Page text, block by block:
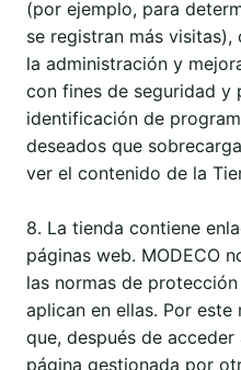
(por ejemplo, para
se registran más
la administración y
con fines de seguridad y
identificación de
deseados que
ver el contenido de la
8. La tienda contiene
páginas web. MODECO
las normas de
aplican en ellas. Por
que, después de
página gestionada por